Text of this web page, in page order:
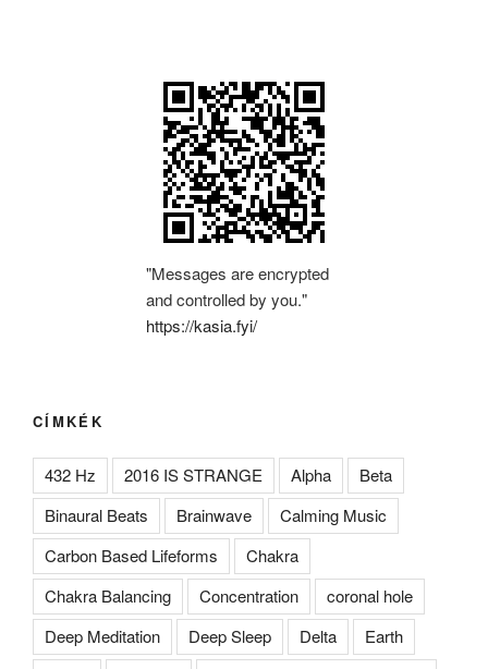
"Messages are encrypted
and controlled by you."
https://kasia.fyi/
CÍMKÉK
432 Hz 2016 IS STRANGE Alpha
Beta
Binaural Beats
Brainwave
Calming Music
Carbon Based Lifeforms
Chakra
Chakra Balancing
Concentration
coronal hole
Deep Meditation
Deep Sleep Delta
Earth